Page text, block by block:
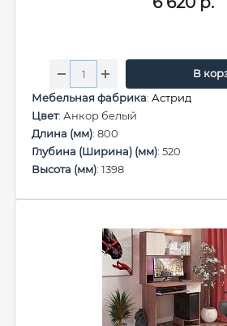
В
Мебельная фабрика: Астрид
Цвет: Анкор белый
Длина (мм): 800
Глубина (Ширина) (мм): 520
Высота (мм): 1398